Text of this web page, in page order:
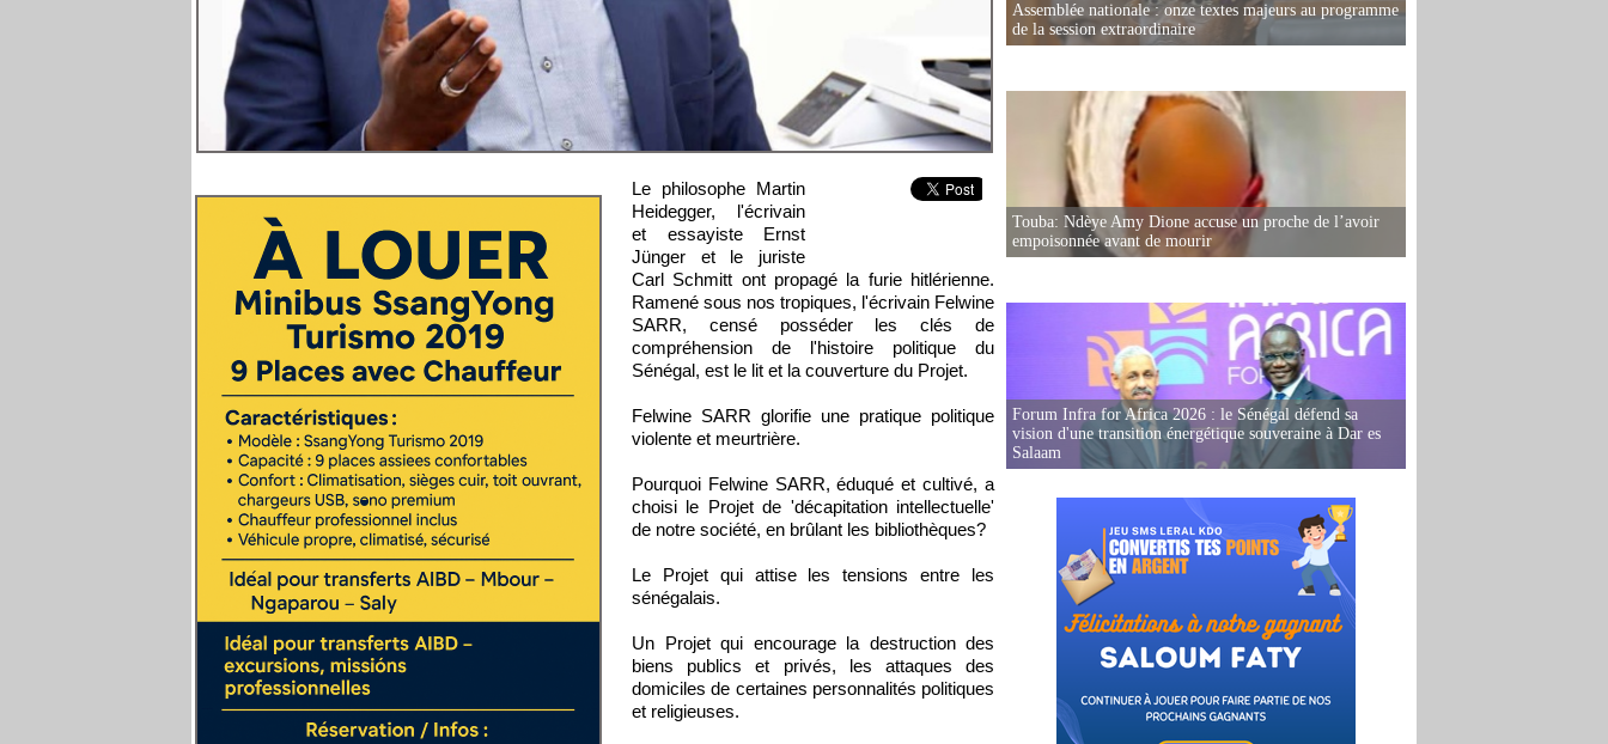
Le philosophe Martin
Heidegger, l'écrivain
et essayiste Ernst
Jünger et le juriste
Carl Schmitt ont propagé la furie hitlérienne.
Ramené sous nos tropiques, l'écrivain Felwine
SARR, censé posséder les clés de
compréhension de l'histoire politique du
Sénégal, est le lit et la couverture du Projet.
Felwine SARR glorifie une pratique politique
violente et meurtrière.
Pourquoi Felwine SARR, éduqué et cultivé, a
choisi le Projet de 'décapitation intellectuelle'
de notre société, en brûlant les bibliothèques?
Le Projet qui attise les tensions entre les
sénégalais.
Un Projet qui encourage la destruction des
biens publics et privés, les attaques des
domiciles de certaines personnalités politiques
et religieuses.
Assemblée nationale : onze textes majeurs au programme
de la session extraordinaire
Touba: Ndèye Amy Dione accuse un proche de l’avoir
empoisonnée avant de mourir
Forum Infra for Africa 2026 : le Sénégal défend sa
vision d'une transition énergétique souveraine à Dar es
Salaam